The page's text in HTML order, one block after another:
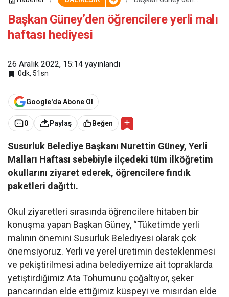
haftası hediyesi
Başkan Güney’den öğrencilere yerli malı
haftası hediyesi
26 Aralık 2022, 15:14 yayınlandı
0dk, 51sn
Google'da Abone Ol
0 Paylaş Beğen
Susurluk Belediye Başkanı Nurettin Güney, Yerli
Malları Haftası sebebiyle ilçedeki tüm ilköğretim
okullarını ziyaret ederek, öğrencilere fındık
paketleri dağıttı.
Okul ziyaretleri sırasında öğrencilere hitaben bir
konuşma yapan Başkan Güney, “Tüketimde yerli
malının önemini Susurluk Belediyesi olarak çok
önemsiyoruz. Yerli ve yerel üretimin desteklenmesi
ve pekiştirilmesi adına belediyemize ait topraklarda
yetiştirdiğimiz Ata Tohumunu çoğaltıyor, şeker
pancarından elde ettiğimiz küspeyi ve mısırdan elde